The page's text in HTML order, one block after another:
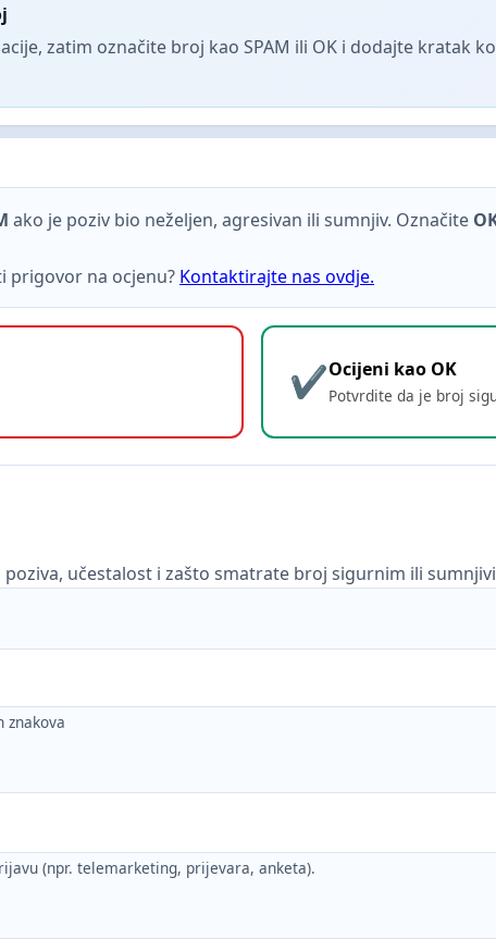
zatim označite broj kao SPAM ili OK i dodajte kratak
ako je poziv bio neželjen, agresivan ili sumnjiv. Označite
prigovor na ocjenu? Kontaktirajte nas ovdje.
Ocijeni kao OK
Potvrdite da je broj
učestalost i zašto smatrate broj sigurnim ili
znakova
(npr. telemarketing, prijevara, anketa).